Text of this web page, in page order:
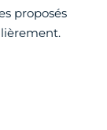
proposés